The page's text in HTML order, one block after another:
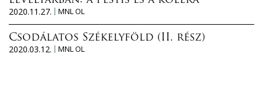
2020.11.27.
MNL OL
Csodálatos Székelyföld (II. rész)
2020.03.12.
MNL OL